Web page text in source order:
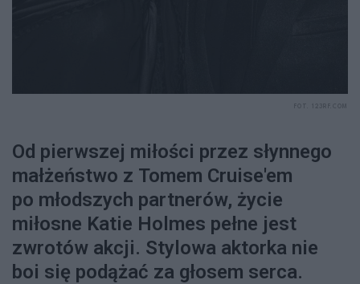
Od pierwszej miłości przez słynnego
małżeństwo z Tomem Cruise'em
po młodszych partnerów, życie
miłosne Katie Holmes pełne jest
zwrotów akcji. Stylowa aktorka nie
boi się podążać za głosem serca.